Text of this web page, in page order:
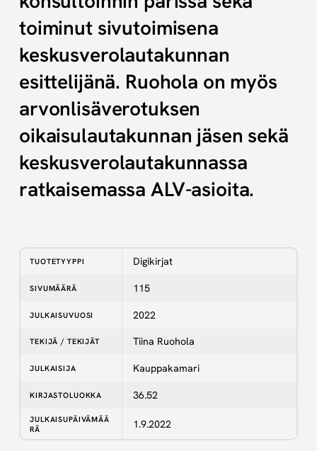
toiminut sivutoimisena
keskusverolautakunnan
esittelijänä. Ruohola on myös
arvonlisäverotuksen
oikaisulautakunnan jäsen sekä
keskusverolautakunnassa
ratkaisemassa ALV-asioita.
TUOTETYYPPI Digikirjat
SIVUMÄÄRÄ 115
JULKAISUVUOSI 2022
TEKIJÄ / TEKIJÄT Tiina Ruohola
JULKAISIJA Kauppakamari
KIRJASTOLUOKKA 36.52
JULKAISUPÄIVÄMÄÄ
RÄ
1.9.2022